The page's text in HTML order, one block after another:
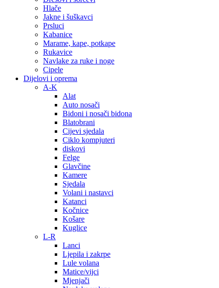
Hlače
Jakne i šuškavci
Prsluci
Kabanice
Marame, kape, potkape
Rukavice
Navlake za ruke i noge
Cipele
Dijelovi i oprema
A-K
Alat
Auto nosači
Bidoni i nosači bidona
Blatobrani
Cijevi sjedala
Ciklo kompjuteri
diskovi
Felge
Glavčine
Kamere
Sjedala
Volani i nastavci
Katanci
Kočnice
Košare
Kuglice
L-R
Lanci
Ljepila i zakrpe
Lule volana
Matice/vijci
Mjenjači